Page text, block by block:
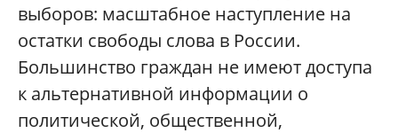
выборов: масштабное наступление на
остатки свободы слова в России.
Большинство граждан не имеют доступа
к альтернативной информации о
политической, общественной,